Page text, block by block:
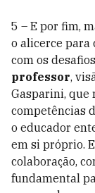
5 – E por fim,
o alicerce para
com os
professor,
Gasparini, que
competências
o educador
em si próprio.
colaboração,
fundamental